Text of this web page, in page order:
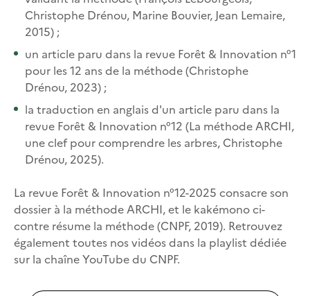
Christophe Drénou, Marine Bouvier, Jean Lemaire,
2015) ;
un article paru dans la revue Forêt & Innovation n°1
pour les 12 ans de la méthode (Christophe
Drénou, 2023) ;
la traduction en anglais d'un article paru dans la
revue Forêt & Innovation n°12 (La méthode ARCHI,
une clef pour comprendre les arbres, Christophe
Drénou, 2025).
La revue Forêt & Innovation n°12-2025 consacre son
dossier à la méthode ARCHI, et le kakémono ci-
contre résume la méthode (CNPF, 2019). Retrouvez
également toutes nos vidéos dans la playlist dédiée
sur la chaîne YouTube du CNPF.